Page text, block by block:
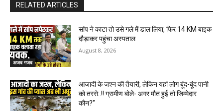
RELATED ARTICLES
अजब गजब
सांप ने काटा तो उसे गले में डाल लिया, फिर 14 KM बाइक
दौड़ाकर पहुंचा अस्पताल
August 8, 2026
आजादी के जश्न की तैयारी, लेकिन यहां लोग बूंद-बूंद पानी
को तरसे..!! ग्रामीण बोले- अगर मौत हुई तो जिम्मेदार
कौन?”